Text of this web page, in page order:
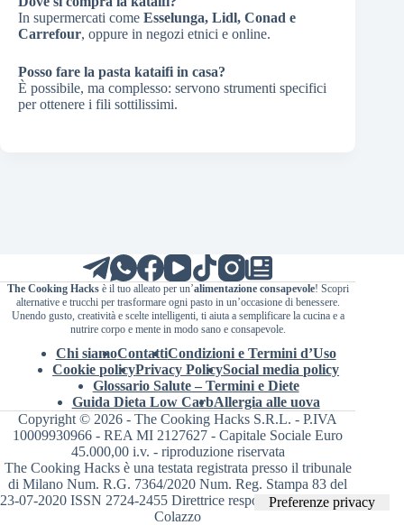
In supermercati come Esselunga, Lidl, Conad e
Carrefour, oppure in negozi etnici e online.
Posso fare la pasta kataifi in casa?
È possibile, ma complesso: servono strumenti specifici
per ottenere i fili sottilissimi.
The Cooking Hacksè il tuo alleato per un’alimentazione consapevole! Scopri
alternative e trucchi per trasformare ogni pasto in un’occasione di benessere.
Unendo gusto, creatività e scelte intelligenti, ti aiuta a semplificare la cucina e a
nutrire corpo e mente in modo sano e consapevole.
Chi siamoContattiCondizioni e Termini d’Uso
Cookie policyPrivacy PolicySocial media policy
Glossario Salute – Termini e Diete
Guida Dieta Low CarbAllergia alle uova
Copyright © 2026 - The Cooking Hacks S.R.L. - P.IVA
10009930966 - REA MI 2127627 - Capitale Sociale Euro
45.000,00 i.v. - riproduzione riservata
The Cooking Hacks è una testata registrata presso il tribunale
di Milano Num. R.G. 7364/2020 Num. Reg. Stampa 83 del
23-07-2020 ISSN 2724-2455 Direttrice responsabile Valentina
Colazzo